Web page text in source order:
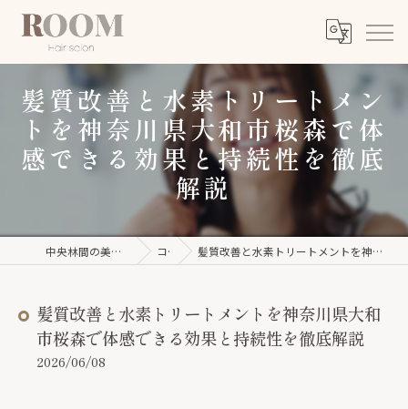
髪質改善と水素トリートメン
トを神奈川県大和市桜森で体
感できる効果と持続性を徹底
解説
中央林間の美容室ならROOM【ルーム】 コラム 髪質改善と水素トリートメントを神奈川県大和市桜森で体感できる効果と持続性を徹底解説
髪質改善と水素トリートメントを神奈川県大和
市桜森で体感できる効果と持続性を徹底解説
2026/06/08